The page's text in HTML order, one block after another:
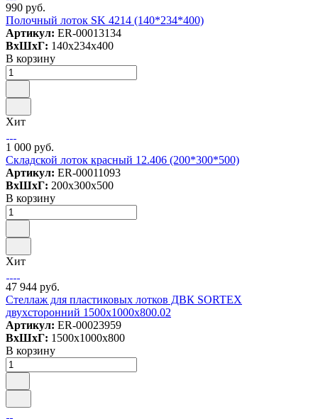
990 руб.
Полочный лоток SK 4214 (140*234*400)
Артикул: ER-00013134
ВxШxГ: 140x234x400
В корзину
Хит
1 000 руб.
Складской лоток красный 12.406 (200*300*500)
Артикул: ER-00011093
ВxШxГ: 200x300x500
В корзину
Хит
47 944 руб.
Стеллаж для пластиковых лотков ДВК SORTEX
двухсторонний 1500x1000x800.02
Артикул: ER-00023959
ВxШxГ: 1500x1000x800
В корзину